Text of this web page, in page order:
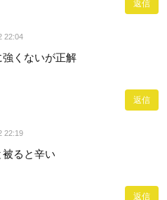
返信
22:04
くないが正解
返信
22:19
ると辛い
返信